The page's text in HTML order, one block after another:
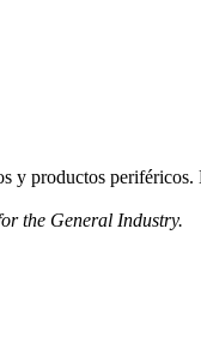
y productos
the General Industry.